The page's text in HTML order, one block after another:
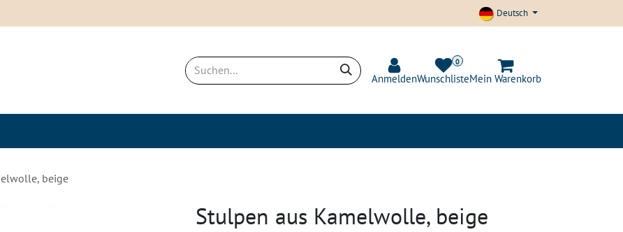
Deutsch
Anmelden
0
WunschlisteMein Warenkorb
beige
Stulpen aus Kamelwolle, beige